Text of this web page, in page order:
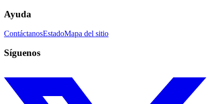
Ayuda
ContáctanosEstadoMapa del sitio
Síguenos